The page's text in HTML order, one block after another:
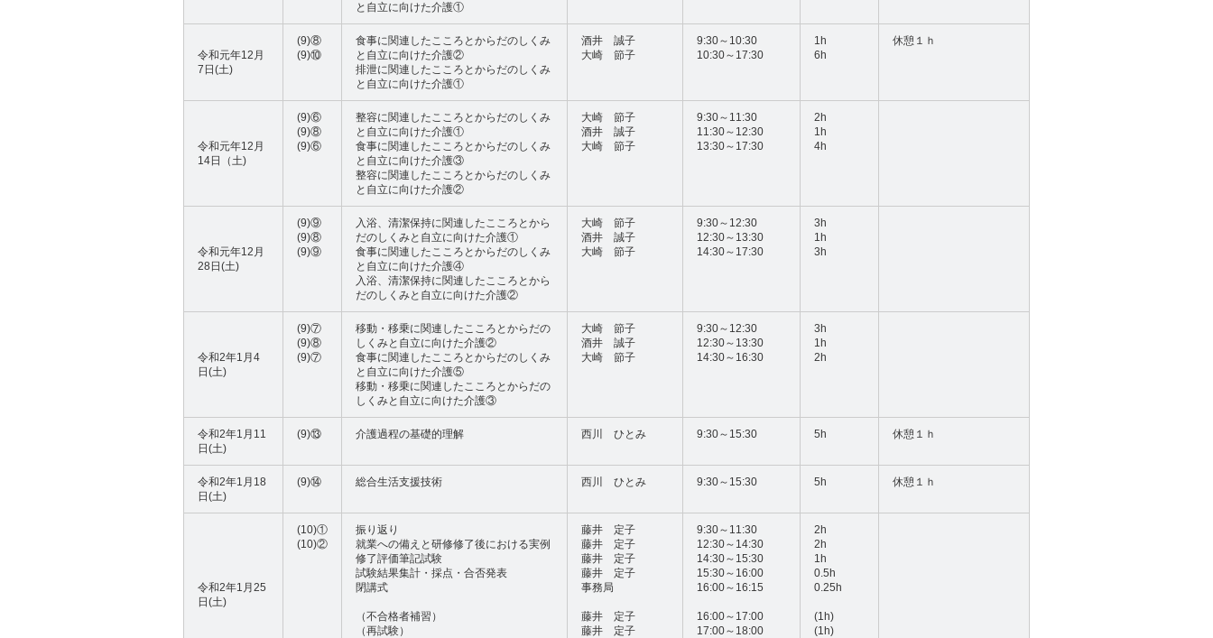
と自立に向けた介護①
令和元年12月
7日(土)
(9)⑧
(9)⑩
食事に関連したこころとからだのしくみ
と自立に向けた介護②
排泄に関連したこころとからだのしくみ
と自立に向けた介護①
酒井 誠子
大崎 節子
9:30～10:30
10:30～17:30
1h
6h
休憩１ｈ
令和元年12月
14日（土)
(9)⑥
(9)⑧
(9)⑥
整容に関連したこころとからだのしくみ
と自立に向けた介護①
食事に関連したこころとからだのしくみ
と自立に向けた介護③
整容に関連したこころとからだのしくみ
と自立に向けた介護②
大崎 節子
酒井 誠子
大崎 節子
9:30～11:30
11:30～12:30
13:30～17:30
2h
1h
4h
令和元年12月
28日(土)
(9)⑨
(9)⑧
(9)⑨
入浴、清潔保持に関連したこころとから
だのしくみと自立に向けた介護①
食事に関連したこころとからだのしくみ
と自立に向けた介護④
入浴、清潔保持に関連したこころとから
だのしくみと自立に向けた介護②
大崎 節子
酒井 誠子
大崎 節子
9:30～12:30
12:30～13:30
14:30～17:30
3h
1h
3h
令和2年1月4
日(土)
(9)⑦
(9)⑧
(9)⑦
移動・移乗に関連したこころとからだの
しくみと自立に向けた介護②
食事に関連したこころとからだのしくみ
と自立に向けた介護⑤
移動・移乗に関連したこころとからだの
しくみと自立に向けた介護③
大崎 節子
酒井 誠子
大崎 節子
9:30～12:30
12:30～13:30
14:30～16:30
3h
1h
2h
令和2年1月11
日(土)
(9)⑬ 介護過程の基礎的理解 西川 ひとみ 9:30～15:30 5h 休憩１ｈ
令和2年1月18
日(土)
(9)⑭ 総合生活支援技術 西川 ひとみ 9:30～15:30 5h 休憩１ｈ
令和2年1月25
日(土)
(10)①
(10)②
振り返り
就業への備えと研修修了後における実例
修了評価筆記試験
試験結果集計・採点・合否発表
閉講式
（不合格者補習）
（再試験）
藤井 定子
藤井 定子
藤井 定子
藤井 定子
事務局
藤井 定子
藤井 定子
9:30～11:30
12:30～14:30
14:30～15:30
15:30～16:00
16:00～16:15
16:00～17:00
17:00～18:00
2h
2h
1h
0.5h
0.25h
(1h)
(1h)